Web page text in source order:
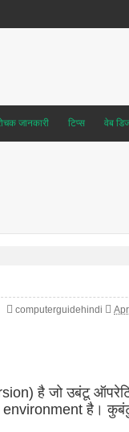
जानकारी टिप्स वेब
computerguidehindi
है जो उबंटू
है।